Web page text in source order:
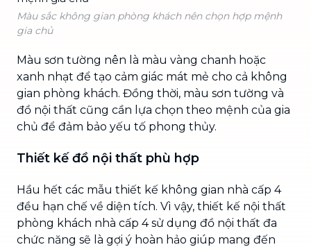
Màu sắc không gian phòng khách nên chọn hợp mệnh
gia chủ
Màu sơn tường nên là màu vàng chanh hoặc
xanh nhạt để tạo cảm giác mát mẻ cho cả không
gian phòng khách. Đồng thời, màu sơn tường và
đồ nội thất cũng cần lựa chọn theo mệnh của gia
chủ để đảm bảo yếu tố phong thủy.
Thiết kế đồ nội thất phù hợp
Hầu hết các mẫu thiết kế không gian nhà cấp 4
đều hạn chế về diện tích. Vì vậy, thiết kế nội thất
phòng khách nhà cấp 4 sử dụng đồ nội thất đa
chức năng sẽ là gợi ý hoàn hảo giúp mang đến